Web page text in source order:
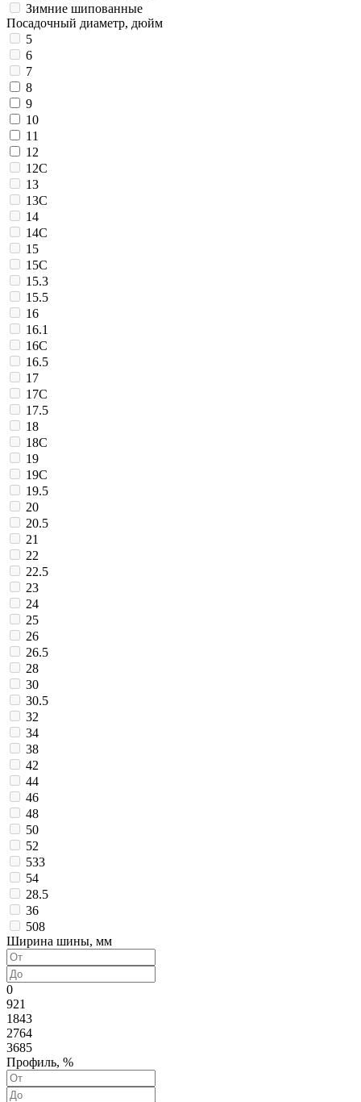
Зимние шипованные
Посадочный диаметр, дюйм
5
6
7
8
9
10
11
12
12C
13
13C
14
14C
15
15C
15.3
15.5
16
16.1
16C
16.5
17
17C
17.5
18
18C
19
19C
19.5
20
20.5
21
22
22.5
23
24
25
26
26.5
28
30
30.5
32
34
38
42
44
46
48
50
52
533
54
28.5
36
508
Ширина шины, мм
0
921
1843
2764
3685
Профиль, %